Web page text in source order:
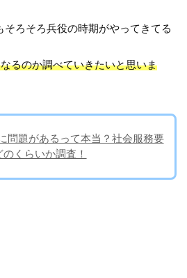
そろそろ兵役の時期がやってきてる
るのか調べていきたいと思いま
問題があるって本当？社会服務要
くらいか調査！